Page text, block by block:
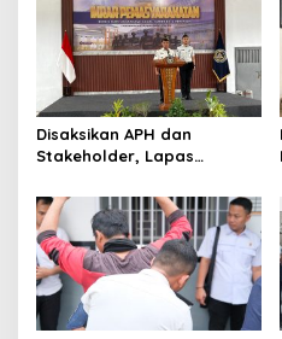
t
i
n
Disaksikan APH dan
Stakeholder, Lapas
Laksanakan Ikrar
Pemasyarakatan Bersih
dari Halinar